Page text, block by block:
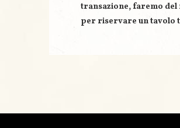
transazione, faremo
per riservare untavolo